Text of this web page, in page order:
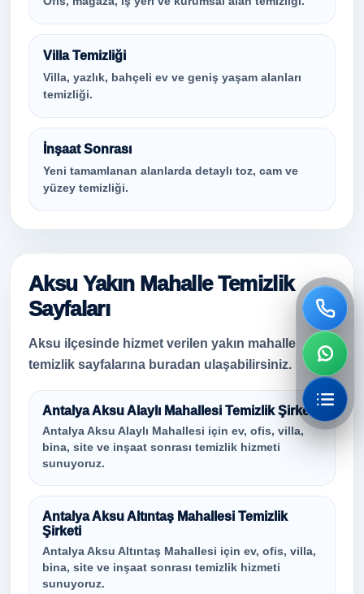
Villa Temizliği
Villa, yazlık, bahçeli ev ve geniş yaşam alanları
temizliği.
İnşaat Sonrası
Yeni tamamlanan alanlarda detaylı toz, cam ve
yüzey temizliği.
Aksu Yakın Mahalle Temizlik
Sayfaları
Aksu ilçesinde hizmet verilen yakın mahalle
temizlik sayfalarına buradan ulaşabilirsiniz.
Antalya Aksu Alaylı Mahallesi Temizlik Şirketi
Antalya Aksu Alaylı Mahallesi için ev, ofis, villa,
bina, site ve inşaat sonrası temizlik hizmeti
sunuyoruz.
Antalya Aksu Altıntaş Mahallesi Temizlik
Şirketi
Antalya Aksu Altıntaş Mahallesi için ev, ofis, villa,
bina, site ve inşaat sonrası temizlik hizmeti
sunuyoruz.